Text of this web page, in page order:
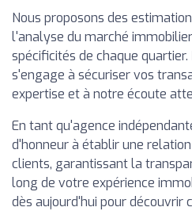
Nous proposons des
l'analyse du marché
spécificités de chaque quartier.
s'engage à sécuriser vos
expertise et à notre écoute
En tant qu'agence
d'honneur à établir une
clients, garantissant la
long de votre expérience
dès aujourd'hui pour découvrir